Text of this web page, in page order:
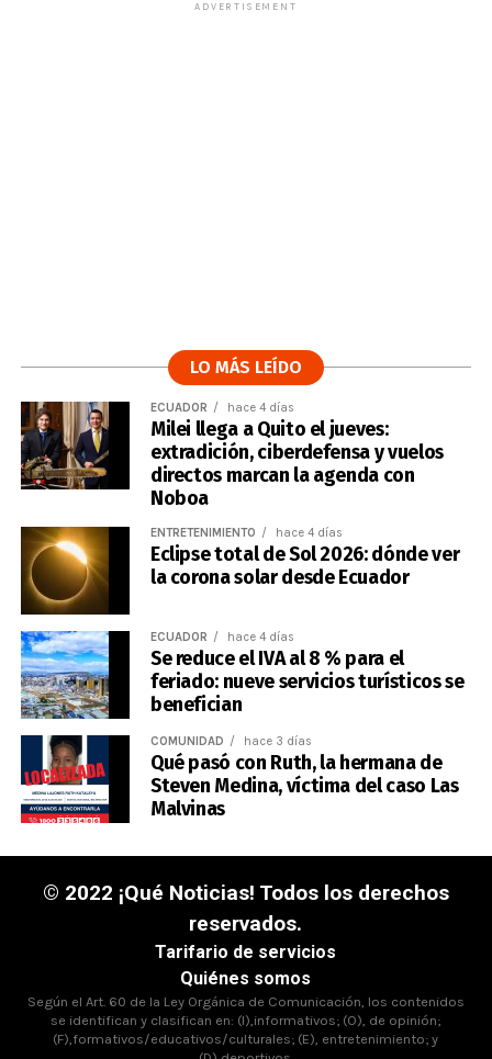
ADVERTISEMENT
LO MÁS LEÍDO
ECUADOR hace 4 días
Milei llega a Quito el jueves:
extradición, ciberdefensa y vuelos
directos marcan la agenda con
Noboa
ENTRETENIMIENTO hace 4 días
Eclipse total de Sol 2026: dónde ver
la corona solar desde Ecuador
ECUADOR hace 4 días
Se reduce el IVA al 8 % para el
feriado: nueve servicios turísticos se
benefician
COMUNIDAD hace 3 días
Qué pasó con Ruth, la hermana de
Steven Medina, víctima del caso Las
Malvinas
© 2022 ¡Qué Noticias! Todos los derechos
reservados.
Tarifario de servicios
Quiénes somos
Según el Art. 60 de la Ley Orgánica de Comunicación, los contenidos
se identifican y clasifican en: (I),informativos; (O), de opinión;
(F),formativos/educativos/culturales; (E), entretenimiento; y